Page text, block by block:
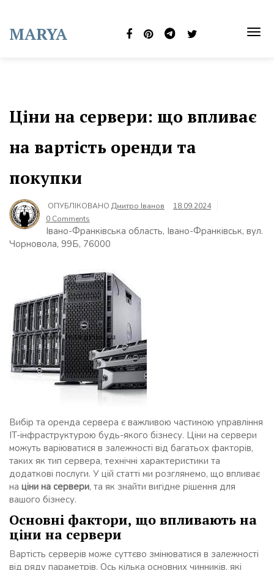
content
MARYA
Ціни на сервери: що впливає
на вартість оренди та
покупки
ОПУБЛІКОВАНО Дмитро Іванов
18.09.2024
0 Comments
Івано-Франківська область, Івано-Франківськ, вул.
Чорновола, 99Б, 76000
Вибір та оренда сервера є важливою частиною управління
IT-інфраструктурою будь-якого бізнесу. Ціни на сервери
можуть варіюватися в залежності від багатьох факторів,
таких як тип сервера, технічні характеристики та
додаткові послуги. У цій статті ми розглянемо, що впливає
на ціни на сервери, та як знайти вигідне рішення для
вашого бізнесу.
Основні фактори, що впливають на
ціни на сервери
Вартість серверів може суттєво змінюватися в залежності
від ряду параметрів. Ось кілька основних чинників, які